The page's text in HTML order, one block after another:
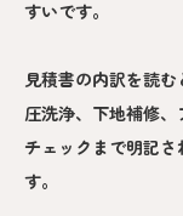
すいです。
見積書の内訳を読
圧洗浄、下地補修
チェックまで明記
す。